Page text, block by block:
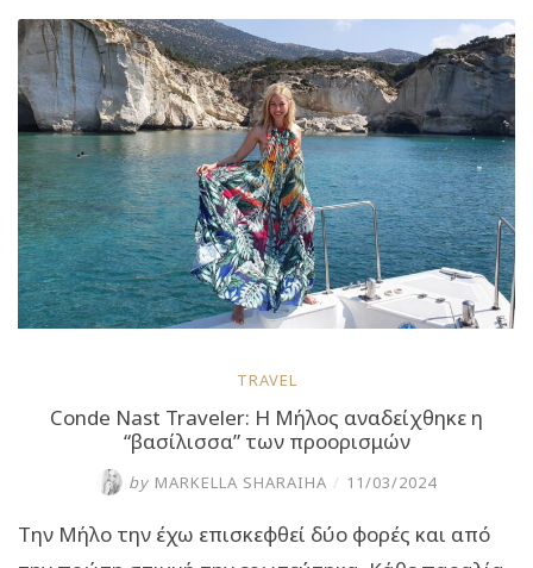
της
και
η
εμπειρία
θα
σου
μείνει
για
πάντα
αξέχαστη”
TRAVEL
Conde Nast Traveler: Η Μήλος αναδείχθηκε η
“βασίλισσα” των προορισμών
by MARKELLA SHARAIHA / 11/03/2024
Την Μήλο την έχω επισκεφθεί δύο φορές και από